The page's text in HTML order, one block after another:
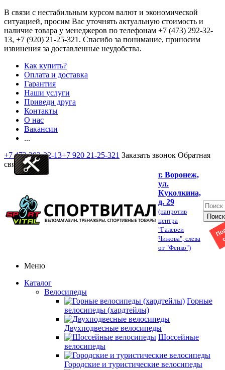
В связи с нестабильным курсом валют и экономической
ситуацией, просим Вас уточнять актуальную стоимость и
наличие товара у менеджеров по телефонам +7 (473) 292-32-
13, +7 (920) 21-25-321 . Спасибо за понимание, приносим
извинения за доставленные неудобства.
Как купить?
Оплата и доставка
Гарантия
Наши услуги
Приведи друга
Контакты
О нас
Вакансии
...
+7 473 292-32-13+7 920 21-25-321 Заказать звонок Обратная
связь
г. Воронеж,
ул.
Куколкина,
д. 29
(напротив
центра
"Галереи
Чижова", слева
от "Фенко")
Меню
Каталог
Велосипеды
Горные
велосипеды (хардтейлы)
Двухподвесные велосипеды
Шоссейные
велосипеды
Городские и туристические велосипеды